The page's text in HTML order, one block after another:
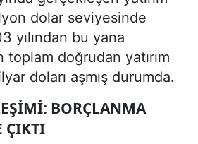
dolar seviyesinde
yılından bu yana
toplam doğrudan yatırım
doları aşmış durumda.
BORÇLANMA
ÇIKTI